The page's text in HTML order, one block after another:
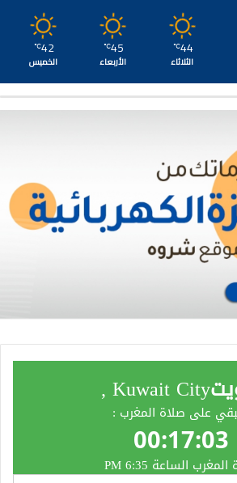
44
℃
الثلاثاء
45
℃
الأربعاء
42
℃
الخميس